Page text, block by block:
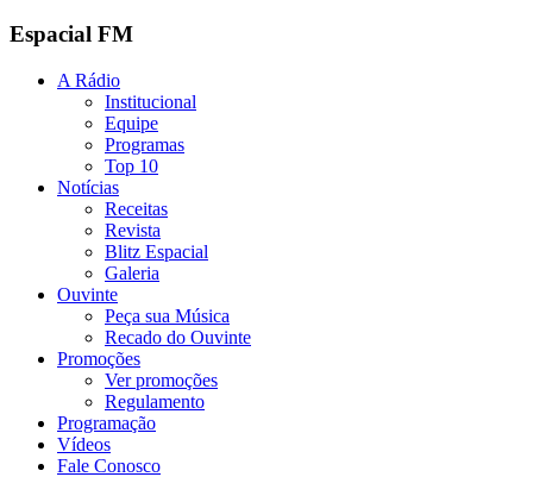
Espacial FM
A Rádio
Institucional
Equipe
Programas
Top 10
Notícias
Receitas
Revista
Blitz Espacial
Galeria
Ouvinte
Peça sua Música
Recado do Ouvinte
Promoções
Ver promoções
Regulamento
Programação
Vídeos
Fale Conosco